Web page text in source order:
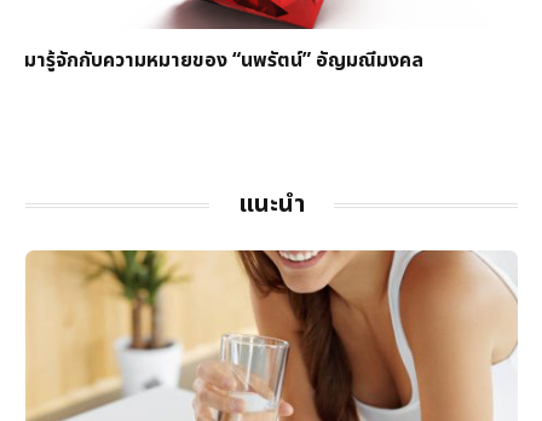
มารู้จักกับความหมายของ “นพรัตน์” อัญมณีมงคล
แนะนำ